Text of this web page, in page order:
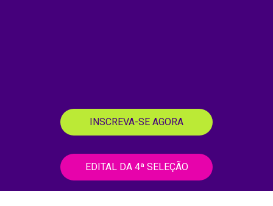
INSCREVA-SE AGORA
EDITAL DA 4ª SELEÇÃO